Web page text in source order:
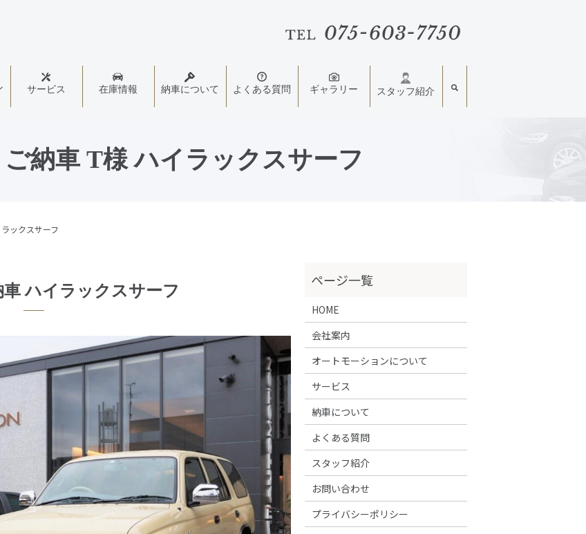
サービス 在庫情報 納車について よくある質問 ギャラリー スタッフ紹介
ご納車 T様 ハイラックスサーフ
ックスサーフ
車 ハイラックスサーフ
HOME
会社案内
オートモーションについて
サービス
納車について
よくある質問
スタッフ紹介
お問い合わせ
プライバシーポリシー